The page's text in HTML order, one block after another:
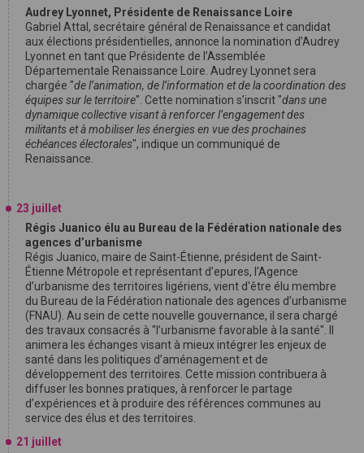
Audrey Lyonnet, Présidente de Renaissance Loire
Gabriel Attal, secrétaire général de Renaissance et candidat
aux élections présidentielles, annonce la nomination d’Audrey
Lyonnet en tant que Présidente de l’Assemblée
Départementale Renaissance Loire. Audrey Lyonnet sera
chargée "de l’animation, de l’information et de la coordination des
équipes sur le territoire". Cette nomination s’inscrit "dans une
dynamique collective visant à renforcer l’engagement des
militants et à mobiliser les énergies en vue des prochaines
échéances électorales", indique un communiqué de
Renaissance.
23 juillet
Régis Juanico élu au Bureau de la Fédération nationale des
agences d’urbanisme
Régis Juanico, maire de Saint-Étienne, président de Saint-
Étienne Métropole et représentant d’epures, l’Agence
d’urbanisme des territoires ligériens, vient d'être élu membre
du Bureau de la Fédération nationale des agences d’urbanisme
(FNAU). Au sein de cette nouvelle gouvernance, il sera chargé
des travaux consacrés à "l’urbanisme favorable à la santé". Il
animera les échanges visant à mieux intégrer les enjeux de
santé dans les politiques d’aménagement et de
développement des territoires. Cette mission contribuera à
diffuser les bonnes pratiques, à renforcer le partage
d’expériences et à produire des références communes au
service des élus et des territoires.
21 juillet